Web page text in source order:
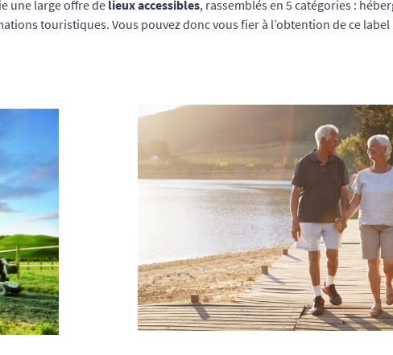
une large offre de lieux accessibles, rassemblés en 5 catégories :
touristiques. Vous pouvez donc vous fier à l’obtention de ce